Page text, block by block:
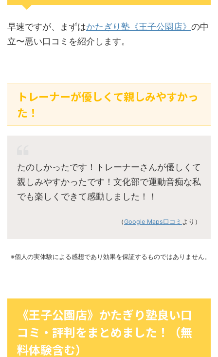
早速ですが、まずはかたぎり塾《王子公園店》 の中
立〜悪い口コミを紹介します。
トレーナーが優しくて親しみやすかっ
た！
たのしかったです！トレーナーさんが優しくて
親しみやすかったです！文化部で運動音痴な私
でも楽しくできて感動しました！！
（Google Maps口コミ より）
※個人の実体験による感想であり効果を保証するものではありません。
《王子公園店》かたぎり塾良い口
コミ・評判をまとめました！（無
料体験含む）